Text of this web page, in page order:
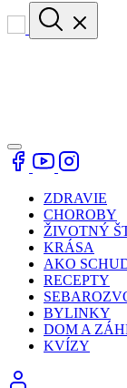
ZDRAVIE
CHOROBY
ŽIVOTNÝ
KRÁSA
AKO
RECEPTY
BYLINKY
DOM A
KVÍZY